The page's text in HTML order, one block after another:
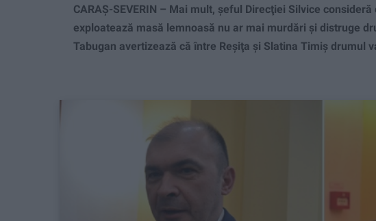
CARAŞ-SEVERIN – Mai mult, şeful Direcţiei Silvice
exploatează masă lemnoasă nu ar mai murdări şi distruge
Tabugan avertizează că între Reşiţa şi Slatina Timiş drumul